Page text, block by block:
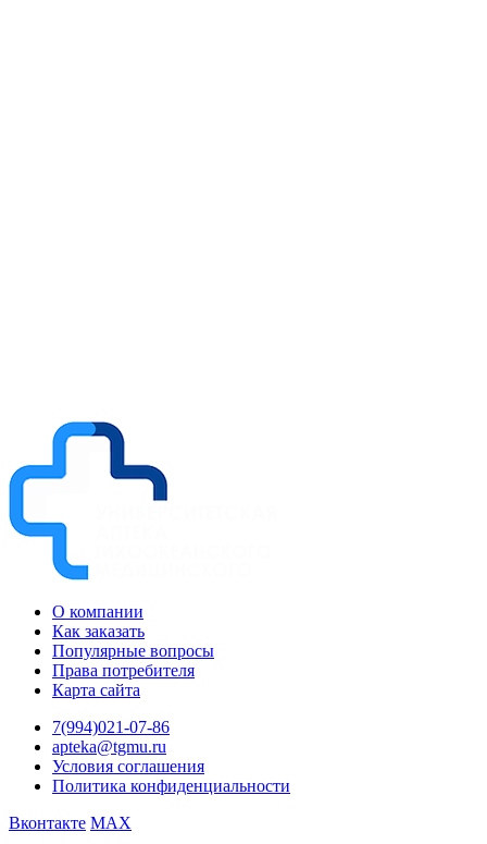
О компании
Как заказать
Популярные вопросы
Права потребителя
Карта сайта
7(994)021-07-86
apteka@tgmu.ru
Условия соглашения
Политика конфиденциальности
Вконтакте MAX